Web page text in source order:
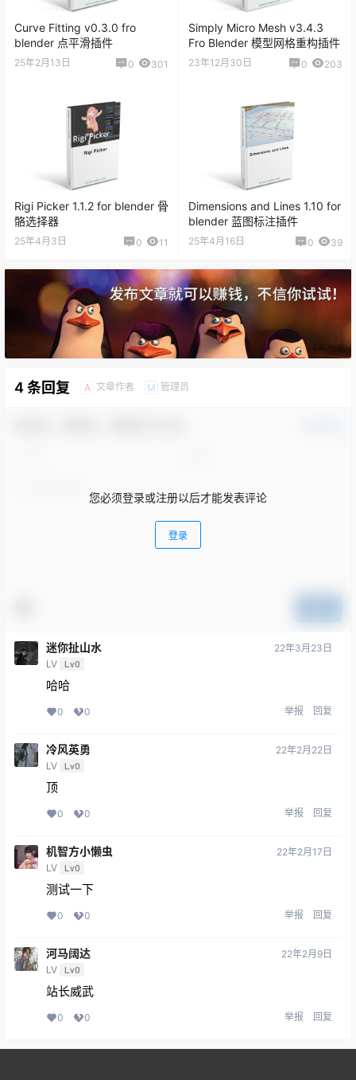
Curve Fitting v0.3.0 fro
blender 点平滑插件
25年2月13日 0 301
Simply Micro Mesh v3.4.3
Fro Blender 模型网格重构插件
23年12月30日 0 203
Rigi Picker 1.1.2 for blender 骨
骼选择器
25年4月3日 0 11
Dimensions and Lines 1.10 for
blender 蓝图标注插件
25年4月16日 0 39
4 条回复 A 文章作者 M 管理员
您必须登录或注册以后才能发表评论
登录
迷你扯山水
LV Lv0
22年3月23日
哈哈
0 0 举报 回复
冷风英勇
LV Lv0
22年2月22日
顶
0 0 举报 回复
机智方小懒虫
LV Lv0
22年2月17日
测试一下
0 0 举报 回复
河马阔达
LV Lv0
22年2月9日
站长威武
0 0 举报 回复